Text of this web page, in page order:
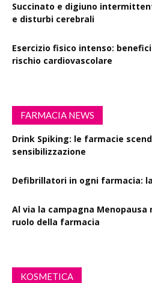
Succinato e digiuno
e disturbi cerebrali
Esercizio fisico intenso:
rischio cardiovascolare
FARMACIA NEWS
Drink Spiking: le farmacie
sensibilizzazione
Defibrillatori in ogni farmacia:
Al via la campagna
ruolo della farmacia
KOSMETICA